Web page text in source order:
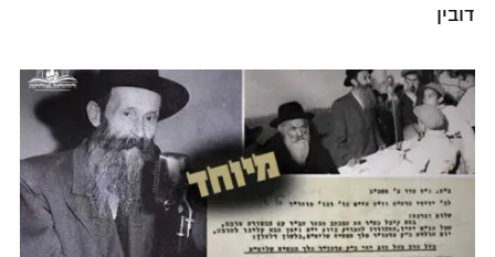
דובין